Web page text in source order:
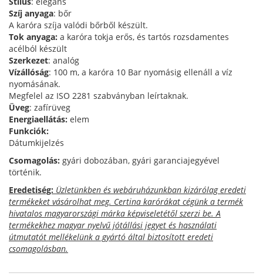
Szíj anyaga: bőr
A karóra szíja valódi bőrből készült.
Tok anyaga: a karóra tokja erős, és tartós rozsdamentes
acélból készült
Szerkezet: analóg
Vízállóság: 100 m, a karóra 10 Bar nyomásig ellenáll a víz
nyomásának.
Megfelel az ISO 2281 szabványban leírtaknak.
Üveg: zafírüveg
Energiaellátás: elem
Funkciók:
Dátumkijelzés
Csomagolás: gyári dobozában, gyári garanciajegyével
történik.
Eredetiség: Üzletünkben és webáruházunkban kizárólag eredeti
termékeket vásárolhat meg. Certina karórákat cégünk a termék
hivatalos magyarországi márka képviseletétől szerzi be. A
termékekhez magyar nyelvű jótállási jegyet és használati
útmutatót mellékelünk a gyártó által biztosított eredeti
csomagolásban.